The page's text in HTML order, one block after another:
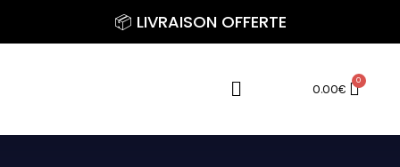
📦 LIVRAISON OFFERTE
Menu 0.00€